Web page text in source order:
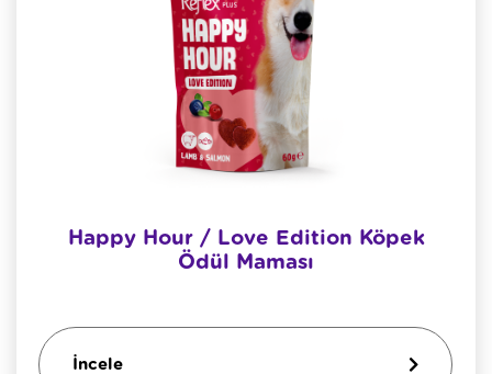
Happy Hour / Love Edition Köpek
Ödül Maması
İncele